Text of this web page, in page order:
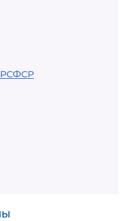
РСФСР